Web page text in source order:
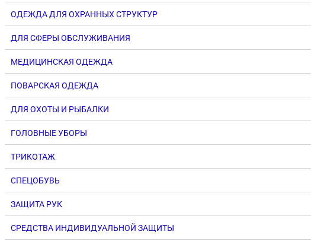
ОДЕЖДА ДЛЯ ОХРАННЫХ СТРУКТУР
ДЛЯ СФЕРЫ ОБСЛУЖИВАНИЯ
МЕДИЦИНСКАЯ ОДЕЖДА
ПОВАРСКАЯ ОДЕЖДА
ДЛЯ ОХОТЫ И РЫБАЛКИ
ГОЛОВНЫЕ УБОРЫ
ТРИКОТАЖ
СПЕЦОБУВЬ
ЗАЩИТА РУК
СРЕДСТВА ИНДИВИДУАЛЬНОЙ ЗАЩИТЫ